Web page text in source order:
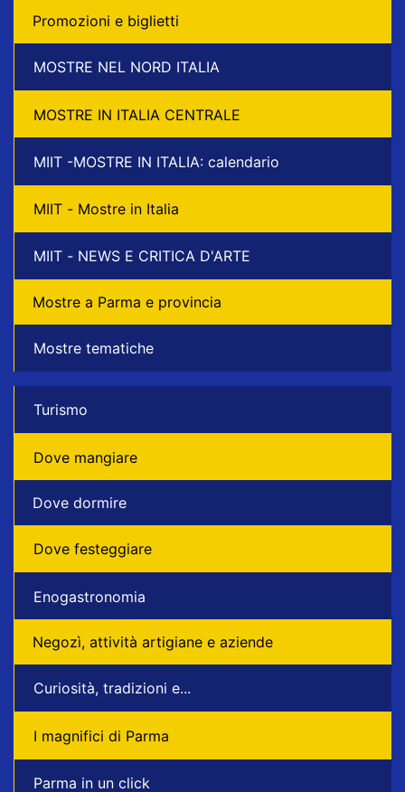
Promozioni e biglietti
MOSTRE NEL NORD ITALIA
MOSTRE IN ITALIA CENTRALE
MIIT -MOSTRE IN ITALIA: calendario
MIIT - Mostre in Italia
MIIT - NEWS E CRITICA D'ARTE
Mostre a Parma e provincia
Mostre tematiche
Turismo
Dove mangiare
Dove dormire
Dove festeggiare
Enogastronomia
Negozì, attività artigiane e aziende
Curiosità, tradizioni e...
I magnifici di Parma
Parma in un click